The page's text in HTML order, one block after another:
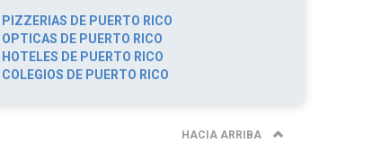
PIZZERIAS DE PUERTO RICO
OPTICAS DE PUERTO RICO
HOTELES DE PUERTO RICO
COLEGIOS DE PUERTO RICO
HACIA ARRIBA